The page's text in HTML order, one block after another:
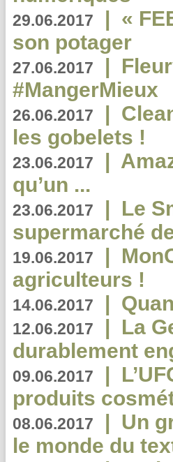
29.06.2017 | «
son potager
27.06.2017 |
#MangerMieux
26.06.2017 |
les gobelets !
23.06.2017 |
qu’un ...
23.06.2017 | Le
supermarché
19.06.2017 |
agriculteurs !
14.06.2017 |
12.06.2017 | La
durablement
09.06.2017 |
produits
08.06.2017 | Un
le monde du